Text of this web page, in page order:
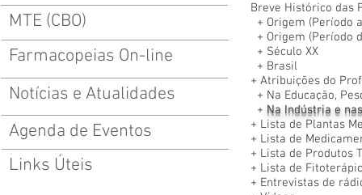
MTE (CBO)
Farmacopeias On-line
Notícias e Atualidades
Agenda de Eventos
Links Úteis
Breve Histórico das
+ Origem (Período
+ Origem (Período
+ Século XX
+ Brasil
+ Atribuições do
+ Na Educação,
+ Na Indústria e
+ Lista de Plantas
+ Lista de
+ Lista de Produtos
+ Lista de
+ Entrevistas de